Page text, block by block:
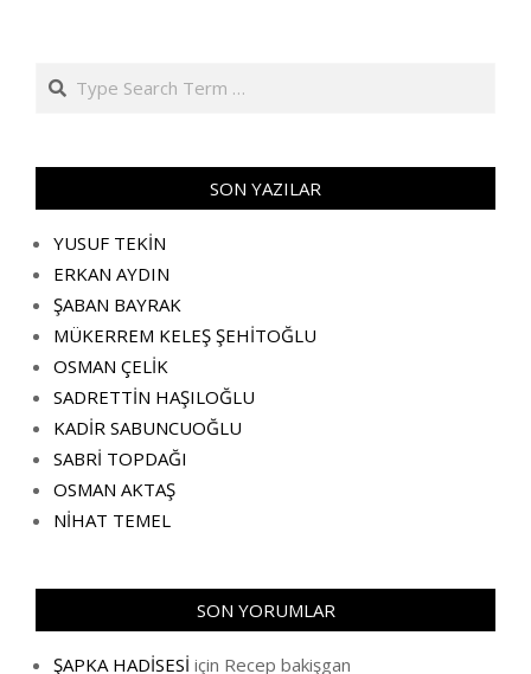
Search
SON YAZILAR
YUSUF TEKİN
ERKAN AYDIN
ŞABAN BAYRAK
MÜKERREM KELEŞ ŞEHİTOĞLU
OSMAN ÇELİK
SADRETTİN HAŞILOĞLU
KADİR SABUNCUOĞLU
SABRİ TOPDAĞI
OSMAN AKTAŞ
NİHAT TEMEL
SON YORUMLAR
ŞAPKA HADİSESİ için Recep bakişgan